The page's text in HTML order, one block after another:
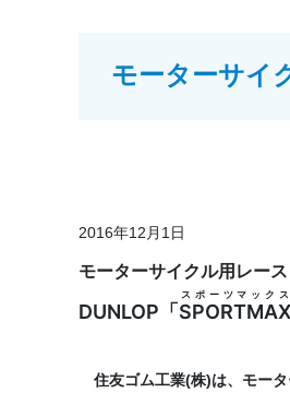
モーターサイ
2016年12月1日
モーターサイクル用レー
DUNLOP「 SPORTMAX
スポーツマックス
住友ゴム工業(株)は、モー